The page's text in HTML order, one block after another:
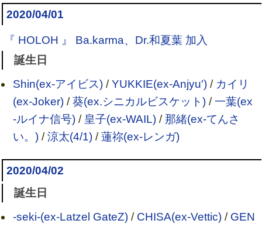
2020/04/01
『 HOLOH 』 Ba.karma、Dr.和夏葉 加入
誕生日
Shin(ex-アイビス)/YUKKIE(ex-Anjyu')/ カイリ
(ex-Joker)/葵(ex.シニカルビスケット)/一葉(ex
-ルイナ信号)/ 皇子(ex-WAIL)/ 那緒(ex-てんさ
い。)/涼太(4/1)/蓮祢(ex-レンガ)
2020/04/02
誕生日
-seki-(ex-Latzel GateZ)/ CHISA(ex-Vettic)/ GEN